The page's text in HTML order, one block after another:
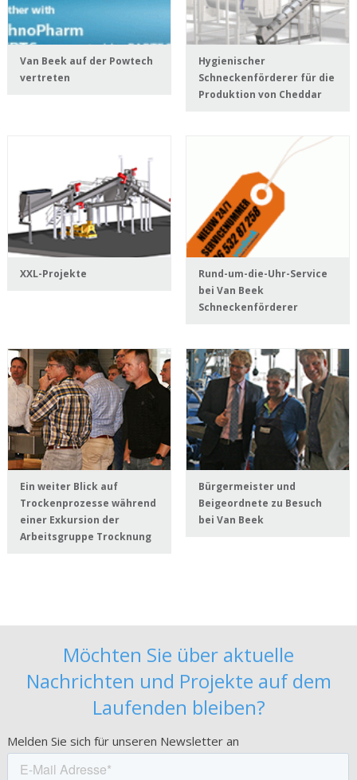
Van Beek auf der Powtech
vertreten
Hygienischer
Schneckenförderer für die
Produktion von Cheddar
XXL-Projekte
Rund-um-die-Uhr-Service
bei Van Beek
Schneckenförderer
Ein weiter Blick auf
Trockenprozesse während
einer Exkursion der
Arbeitsgruppe Trocknung
Bürgermeister und
Beigeordnete zu Besuch
bei Van Beek
Möchten Sie über aktuelle
Nachrichten und Projekte auf dem
Laufenden bleiben?
Melden Sie sich für unseren Newsletter an